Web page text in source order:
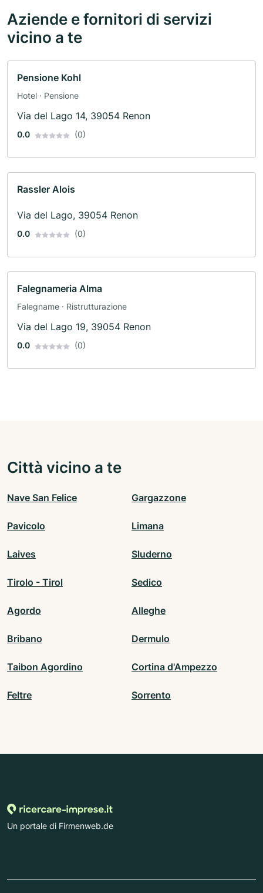
Aziende e fornitori di servizi
vicino a te
Pensione Kohl
Hotel · Pensione
Via del Lago 14, 39054 Renon
0.0 (0)
Rassler Alois
Via del Lago, 39054 Renon
0.0 (0)
Falegnameria Alma
Falegname · Ristrutturazione
Via del Lago 19, 39054 Renon
0.0 (0)
Città vicino a te
Nave San Felice Gargazzone
Pavicolo Limana
Laives Sluderno
Tirolo - Tirol Sedico
Agordo Alleghe
Bribano Dermulo
Taibon Agordino Cortina d'Ampezzo
Feltre Sorrento
Un portale di Firmenweb.de